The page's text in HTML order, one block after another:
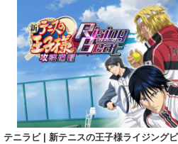
テニラビ | 新テニスの王子様ライジング